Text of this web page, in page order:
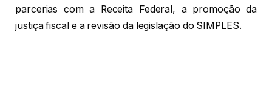
parcerias com a Receita Federal, a promoção da
justiça fiscal e a revisão da legislação do SIMPLES.